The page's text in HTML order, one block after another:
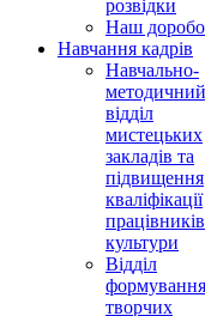
розвідки
Наш
Навчання кадрів
Навчально-
методичний
відділ
мистецьких
закладів та
підвищення
кваліфікації
працівників
культури
Відділ
формування
творчих